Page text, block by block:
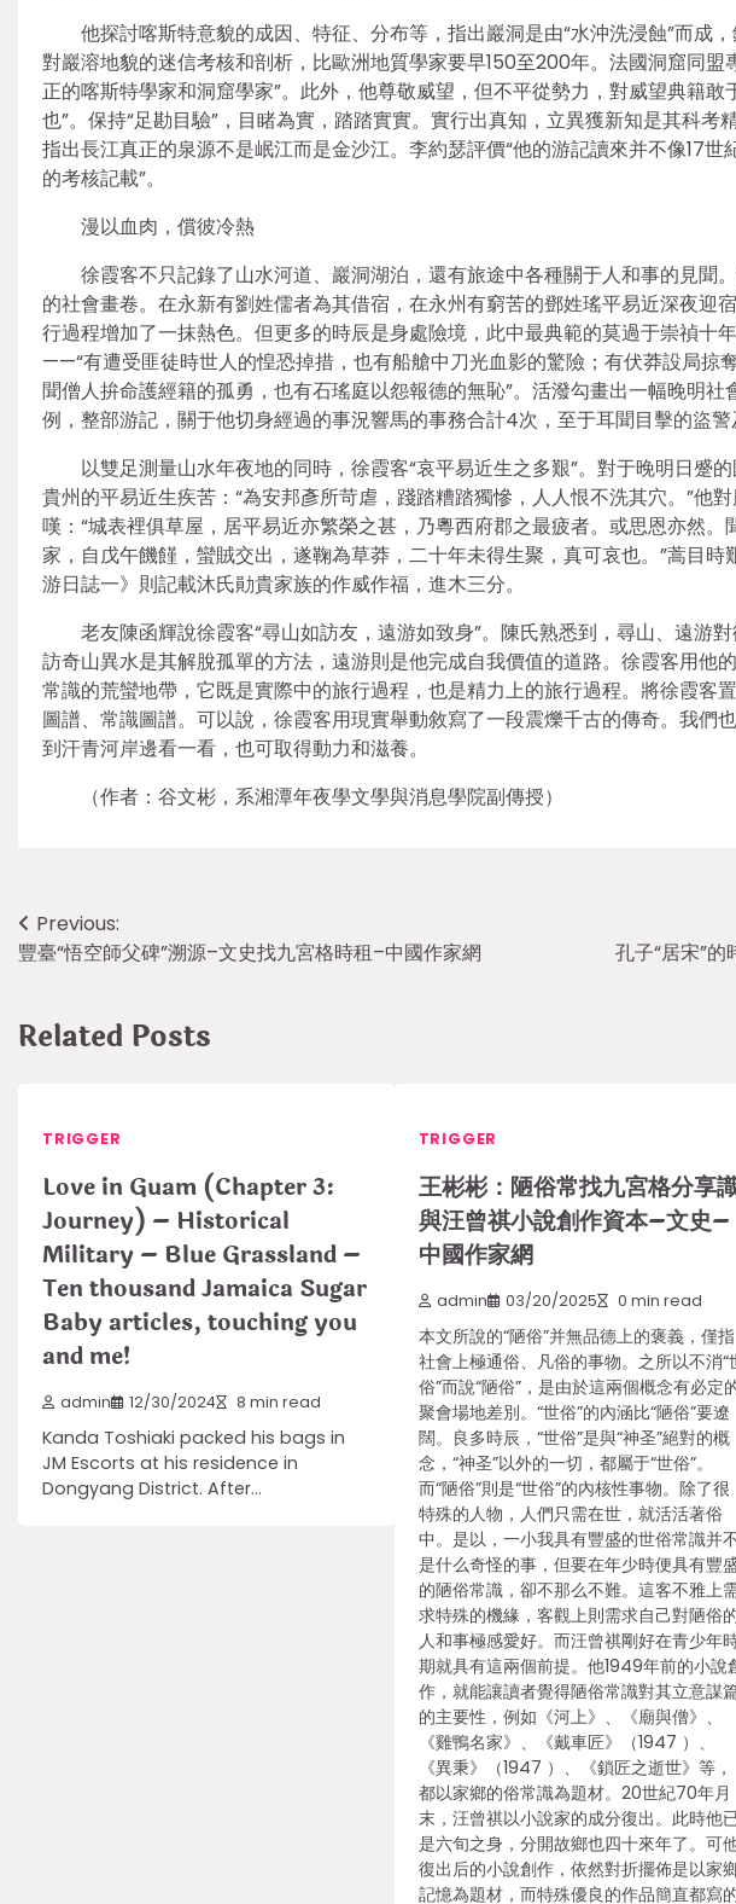
他探討喀斯特意貌的成因、特征、分布等，指出巖洞是由“水沖洗浸蝕”而成
對巖溶地貌的迷信考核和剖析，比歐洲地質學家要早150至200年。法國洞窟同盟
正的喀斯特學家和洞窟學家”。此外，他尊敬威望，但不平從勢力，對威望典籍
也”。保持“足勘目驗”，目睹為實，踏踏實實。實行出真知，立異獲新知是其科考
指出長江真正的泉源不是岷江而是金沙江。李約瑟評價“他的游記讀來并不像17
的考核記載”。
漫以血肉，償彼冷熱
徐霞客不只記錄了山水河道、巖洞湖泊，還有旅途中各種關于人和事的見聞
的社會畫卷。在永新有劉姓儒者為其借宿，在永州有窮苦的鄧姓瑤平易近深夜迎
行過程增加了一抹熱色。但更多的時辰是身處險境，此中最典範的莫過于崇禎十
——“有遭受匪徒時世人的惶恐掉措，也有船艙中刀光血影的驚險；有伏莽設局掠
聞僧人拚命護經籍的孤勇，也有石瑤庭以怨報德的無恥”。活潑勾畫出一幅晚明
例，整部游記，關于他切身經過的事況響馬的事務合計4次，至于耳聞目擊的盜警
以雙足測量山水年夜地的同時，徐霞客“哀平易近生之多艱”。對于晚明日蹙
貴州的平易近生疾苦：“為安邦彥所苛虐，踐踏糟踏獨慘，人人恨不洗其穴。”他
嘆：“城表裡俱草屋，居平易近亦繁榮之甚，乃粵西府郡之最疲者。或思恩亦然
家，自戊午饑饉，蠻賊交出，遂鞠為草莽，二十年未得生聚，真可哀也。”蒿目
游日誌一》則記載沐氏勛貴家族的作威作福，進木三分。
老友陳函輝說徐霞客“尋山如訪友，遠游如致身”。陳氏熟悉到，尋山、遠游
訪奇山異水是其解脫孤單的方法，遠游則是他完成自我價值的道路。徐霞客用他
常識的荒蠻地帶，它既是實際中的旅行過程，也是精力上的旅行過程。將徐霞客
圖譜、常識圖譜。可以說，徐霞客用現實舉動敘寫了一段震爍千古的傳奇。我們
到汗青河岸邊看一看，也可取得動力和滋養。
（作者：谷文彬，系湘潭年夜學文學與消息學院副傳授）
Post
navigation
Previous:
豐臺“悟空師父碑”溯源–文史找九宮格時租–中國作家網
孔子“居宋”
Related Posts
TRIGGER
Love in Guam (Chapter 3:
Journey) – Historical
Military – Blue Grassland –
Ten thousand Jamaica Sugar
Baby articles, touching you
and me!
admin 12/30/2024 8 min read
Kanda Toshiaki packed his bags in
JM Escorts at his residence in
Dongyang District. After…
TRIGGER
王彬彬：陋俗常找九宮格分享
與汪曾祺小說創作資本–文史–
中國作家網
admin 03/20/2025 0 min read
本文所說的“陋俗”并無品德上的褒義，僅指
社會上極通俗、凡俗的事物。之所以不消“
俗”而說“陋俗”，是由於這兩個概念有必定
聚會場地差別。“世俗”的內涵比“陋俗”要遼
闊。良多時辰，“世俗”是與“神圣”絕對的概
念，“神圣”以外的一切，都屬于“世俗”。
而“陋俗”則是“世俗”的內核性事物。除了很
特殊的人物，人們只需在世，就活活著俗
中。是以，一小我具有豐盛的世俗常識并
是什么奇怪的事，但要在年少時便具有豐
的陋俗常識，卻不那么不難。這客不雅上
求特殊的機緣，客觀上則需求自己對陋俗
人和事極感愛好。而汪曾祺剛好在青少年
期就具有這兩個前提。他1949年前的小說
作，就能讓讀者覺得陋俗常識對其立意謀
的主要性，例如《河上》、《廟與僧》、
《雞鴨名家》、《戴車匠》（1947 ）、
《異秉》（1947 ）、《鎖匠之逝世》等，
都以家鄉的俗常識為題材。20世紀70年月
末，汪曾祺以小說家的成分復出。此時他
是六旬之身，分開故鄉也四十來年了。可
復出后的小說創作，依然對折擺佈是以家
記憶為題材，而特殊優良的作品簡直都寫